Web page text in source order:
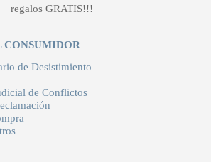
regalos GRATIS!!!
CONSUMIDOR
de Desistimiento
de Conflictos